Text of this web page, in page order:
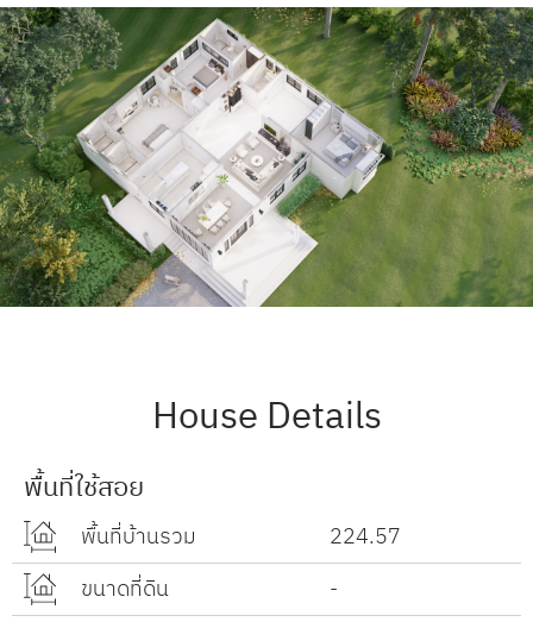
House Details
พื้นที่ใช้สอย
พื้นที่บ้านรวม
224.57
ขนาดที่ดิน
-